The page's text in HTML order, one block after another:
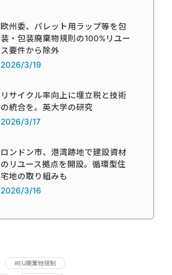
欧州委、パレット用ラップ等を包
装・包装廃棄物規則の100%リユー
ス要件から除外
2026/3/19
リサイクル率向上に埋立税と技術
の統合を。英大学の研究
2026/3/17
ロンドン市、港湾跡地で建設資材
のリユース拠点を開設。循環型住
宅地の取り組みも
2026/3/16
#EU廃棄物規制